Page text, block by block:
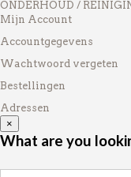
ONDERHOUD /
Mijn Account
Accountgegevens
Wachtwoord vergeten
Bestellingen
Adressen
×
What are you